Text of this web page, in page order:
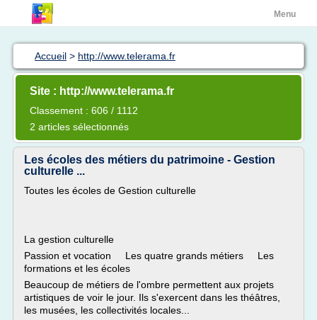
Menu
Accueil > http://www.telerama.fr
Site : http://www.telerama.fr
Classement : 606 / 1112
2 articles sélectionnés
Les écoles des métiers du patrimoine - Gestion
culturelle ...
Toutes les écoles de Gestion culturelle
La gestion culturelle
Passion et vocation Les quatre grands métiers Les
formations et les écoles
Beaucoup de métiers de l'ombre permettent aux projets
artistiques de voir le jour. Ils s'exercent dans les théâtres,
les musées, les collectivités locales...